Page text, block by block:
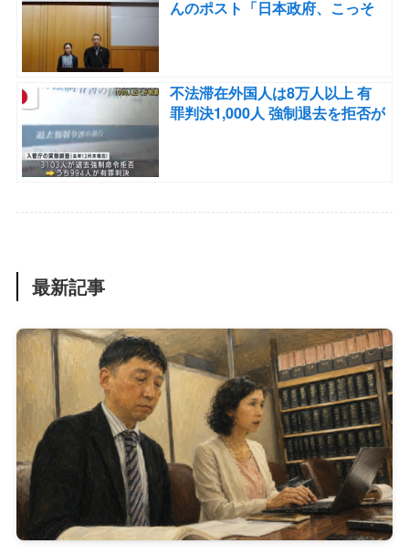
んのポスト「日本政府、こっそ
不法滞在外国人は8万人以上 有
罪判決1,000人 強制退去を拒否が
最新記事